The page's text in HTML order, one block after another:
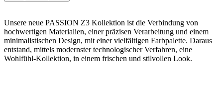
Unsere neue PASSION Z3 Kollektion ist die Verbindung von
hochwertigen Materialien, einer präzisen Verarbeitung und einem
minimalistischen Design, mit einer vielfältigen Farbpalette. Daraus
entstand, mittels modernster technologischer Verfahren, eine
Wohlfühl-Kollektion, in einem frischen und stilvollen Look.